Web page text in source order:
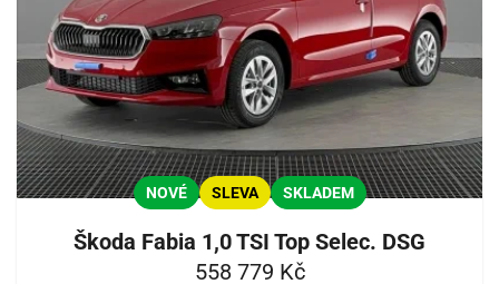
NOVÉ SLEVA SKLADEM
Škoda Fabia 1,0 TSI Top Selec. DSG
558 779 Kč